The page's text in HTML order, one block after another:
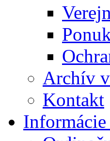
Archív
Kontakt
Informácie